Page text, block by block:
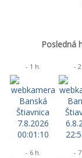
Posledná
- 1 h. -
- 6 h. -